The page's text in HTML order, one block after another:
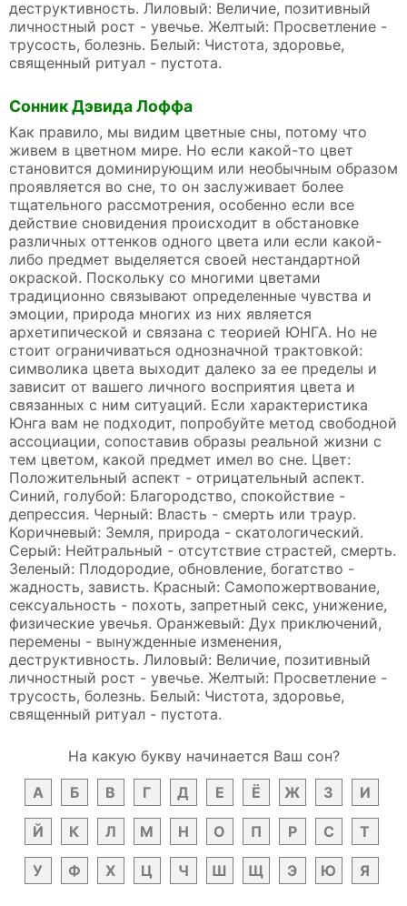
деструктивность. Лиловый: Величие, позитивный
личностный рост - увечье. Желтый: Просветление -
трусость, болезнь. Белый: Чистота, здоровье,
священный ритуал - пустота.
Сонник Дэвида Лоффа
Как правило, мы видим цветные сны, потому что
живем в цветном мире. Но если какой-то цвет
становится доминирующим или необычным образом
проявляется во сне, то он заслуживает более
тщательного рассмотрения, особенно если все
действие сновидения происходит в обстановке
различных оттенков одного цвета или если какой-
либо предмет выделяется своей нестандартной
окраской. Поскольку со многими цветами
традиционно связывают определенные чувства и
эмоции, природа многих из них является
архетипической и связана с теорией ЮНГА. Но не
стоит ограничиваться однозначной трактовкой:
символика цвета выходит далеко за ее пределы и
зависит от вашего личного восприятия цвета и
связанных с ним ситуаций. Если характеристика
Юнга вам не подходит, попробуйте метод свободной
ассоциации, сопоставив образы реальной жизни с
тем цветом, какой предмет имел во сне. Цвет:
Положительный аспект - отрицательный аспект.
Синий, голубой: Благородство, спокойствие -
депрессия. Черный: Власть - смерть или траур.
Коричневый: Земля, природа - скатологический.
Серый: Нейтральный - отсутствие страстей, смерть.
Зеленый: Плодородие, обновление, богатство -
жадность, зависть. Красный: Самопожертвование,
сексуальность - похоть, запретный секс, унижение,
физические увечья. Оранжевый: Дух приключений,
перемены - вынужденные изменения,
деструктивность. Лиловый: Величие, позитивный
личностный рост - увечье. Желтый: Просветление -
трусость, болезнь. Белый: Чистота, здоровье,
священный ритуал - пустота.
На какую букву начинается Ваш сон?
А
Б В Г Д Е Ё Ж З И
Й К Л М Н О П Р С Т
У Ф Х Ц Ч Ш Щ Э Ю Я